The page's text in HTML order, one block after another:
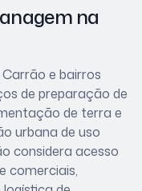
na
Carrão e bairros
de preparação de
de terra e
urbana de uso
considera acesso
comerciais,